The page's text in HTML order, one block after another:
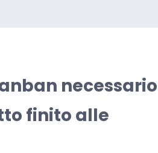
necessario
finito alle